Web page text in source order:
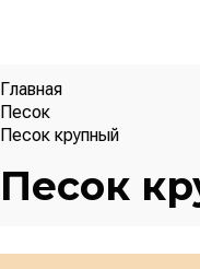
Главная
Песок
Песок крупный
Песок